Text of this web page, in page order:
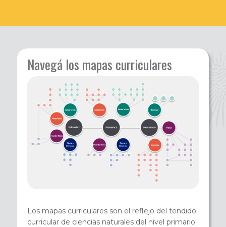
Navegá los mapas curriculares
Los mapas curriculares son el reflejo del tendido
curricular de ciencias naturales del nivel primario